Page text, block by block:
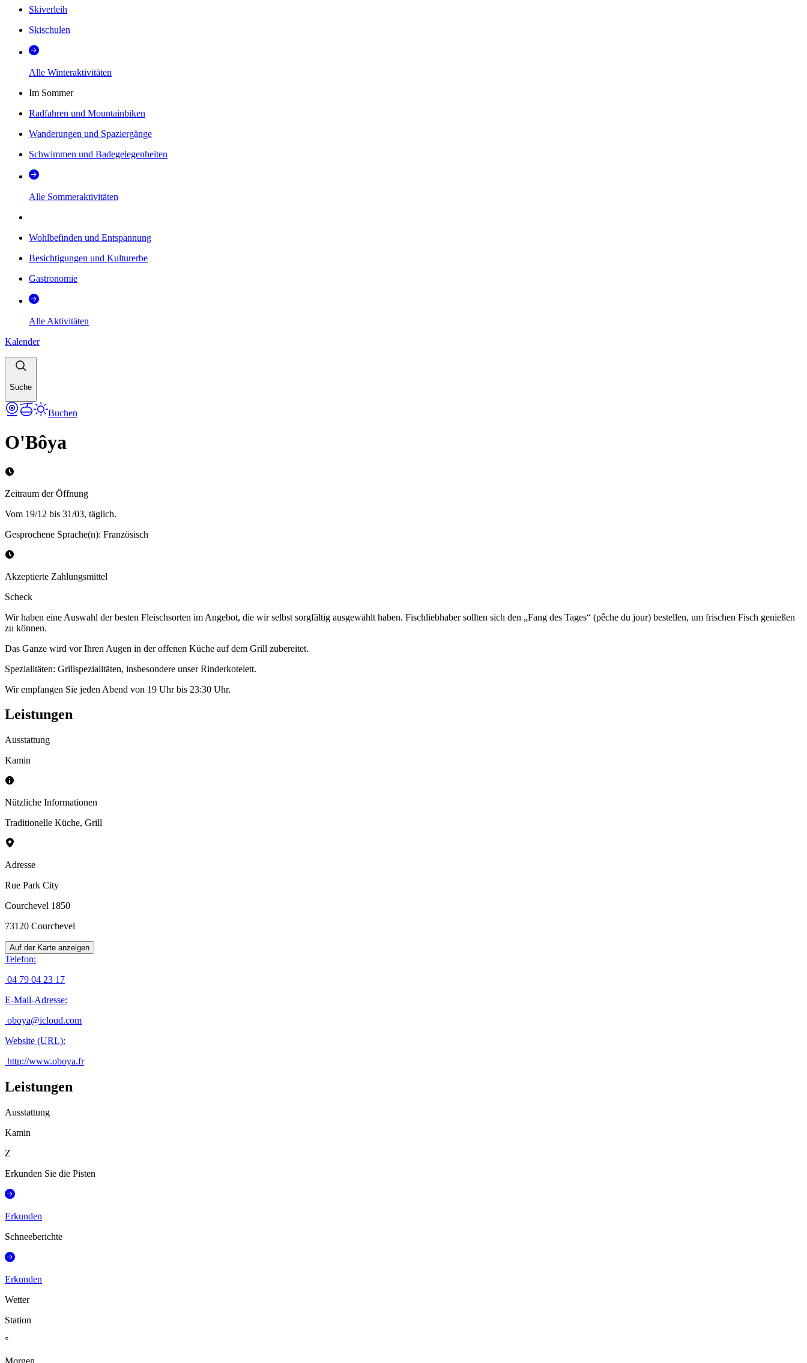
Skiverleih
Skischulen
Alle Winteraktivitäten
Im Sommer
Radfahren und Mountainbiken
Wanderungen und Spaziergänge
Schwimmen und Badegelegenheiten
Alle Sommeraktivitäten
Wohlbefinden und Entspannung
Besichtigungen und Kulturerbe
Gastronomie
Alle Aktivitäten
Kalender
Suche
Buchen
O'Bôya
Zeitraum der Öffnung
Vom 19/12 bis 31/03, täglich.
Gesprochene Sprache(n): Französisch
Akzeptierte Zahlungsmittel
Scheck
Wir haben eine Auswahl der besten Fleischsorten im Angebot, die wir selbst sorgfältig ausgewählt haben. Fischliebhaber sollten sich den „Fang des Tages“ (pêche du jour) bestellen, um frischen Fisch genießen
zu können.
Das Ganze wird vor Ihren Augen in der offenen Küche auf dem Grill zubereitet.
Spezialitäten: Grillspezialitäten, insbesondere unser Rinderkotelett.
Wir empfangen Sie jeden Abend von 19 Uhr bis 23:30 Uhr.
Leistungen
Ausstattung
Kamin
Nützliche Informationen
Traditionelle Küche, Grill
Adresse
Rue Park City
Courchevel 1850
73120 Courchevel
Auf der Karte anzeigen
Telefon:
04 79 04 23 17
E-Mail-Adresse:
oboya@icloud.com
Website (URL):
http://www.oboya.fr
Leistungen
Ausstattung
Kamin
Z
Erkunden Sie die Pisten
Erkunden
Schneeberichte
Erkunden
Wetter
Station
°